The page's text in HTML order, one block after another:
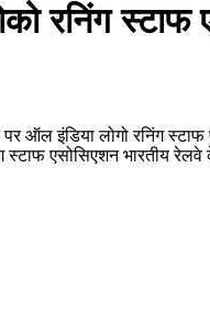
रनिंग
ऑल इंडिया लोगो रनिंग
स्टाफ एसोसिएशन भारतीय